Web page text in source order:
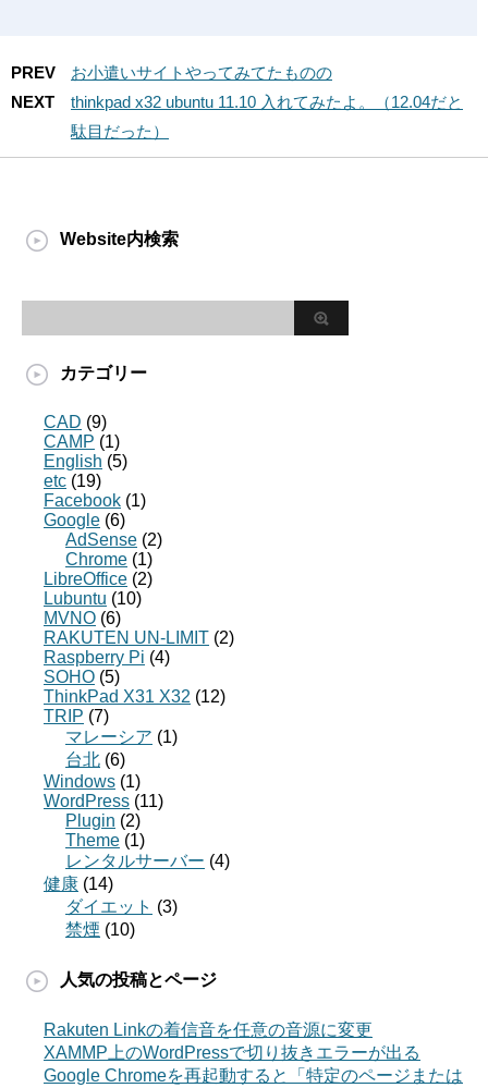
PREV
お小遣いサイトやってみてたものの
NEXT
thinkpad x32 ubuntu 11.10 入れてみたよ。（12.04だと
駄目だった）
Website内検索
カテゴリー
CAD (9)
CAMP (1)
English (5)
etc (19)
Facebook (1)
Google (6)
AdSense (2)
Chrome (1)
LibreOffice (2)
Lubuntu (10)
MVNO (6)
RAKUTEN UN-LIMIT (2)
Raspberry Pi (4)
SOHO (5)
ThinkPad X31 X32 (12)
TRIP (7)
マレーシア (1)
台北 (6)
Windows (1)
WordPress (11)
Plugin (2)
Theme (1)
レンタルサーバー (4)
健康 (14)
ダイエット (3)
禁煙 (10)
人気の投稿とページ
Rakuten Linkの着信音を任意の音源に変更
XAMMP上のWordPressで切り抜きエラーが出る
Google Chromeを再起動すると「特定のページまたは